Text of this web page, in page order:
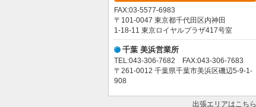
FAX:03-5577-6983
〒101-0047 東京都千代田区内神田
1-18-11 東京ロイヤルプラザ417号室
千葉 美浜営業所
TEL:043-306-7682 FAX:043-306-7683
〒261-0012 千葉県千葉市美浜区磯辺5-9-1-
908
出張エリアはこちら